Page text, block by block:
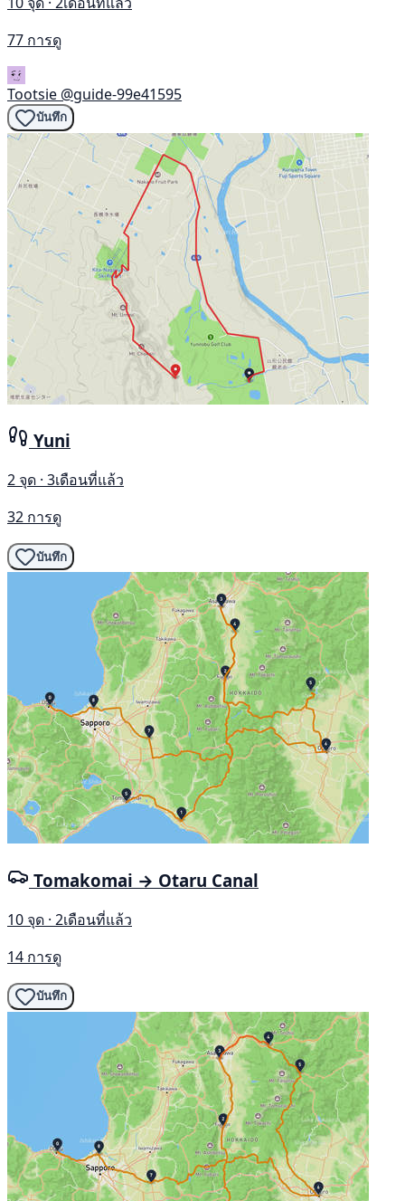
77 การดู
Tootsie @guide-99e41595
บันทึก
Yuni
2 จุด · 3เดือนที่แล้ว
32 การดู
บันทึก
Tomakomai → Otaru Canal
10 จุด · 2เดือนที่แล้ว
14 การดู
บันทึก